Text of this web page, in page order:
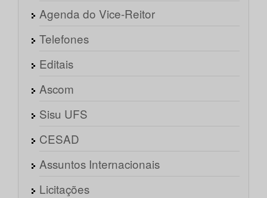
Agenda do Vice-Reitor
Telefones
Editais
Ascom
Sisu UFS
CESAD
Assuntos Internacionais
Licitações